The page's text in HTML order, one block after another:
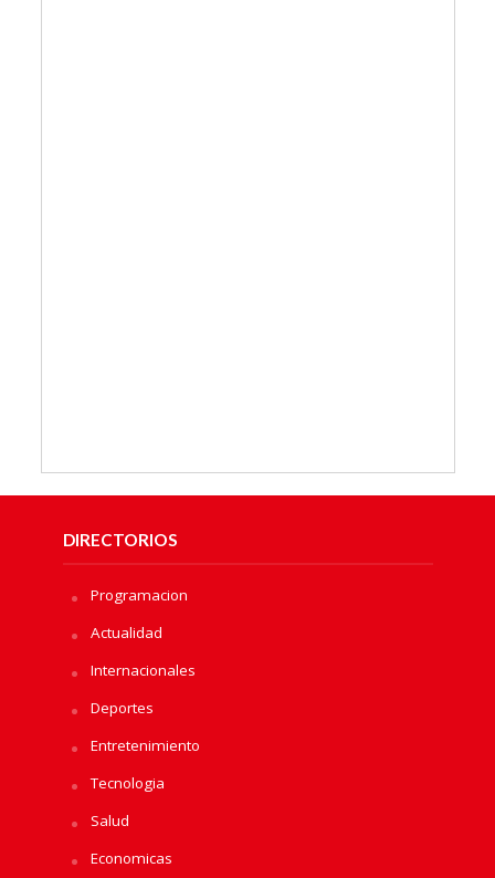
DIRECTORIOS
Programacion
Actualidad
Internacionales
Deportes
Entretenimiento
Tecnologia
Salud
Economicas